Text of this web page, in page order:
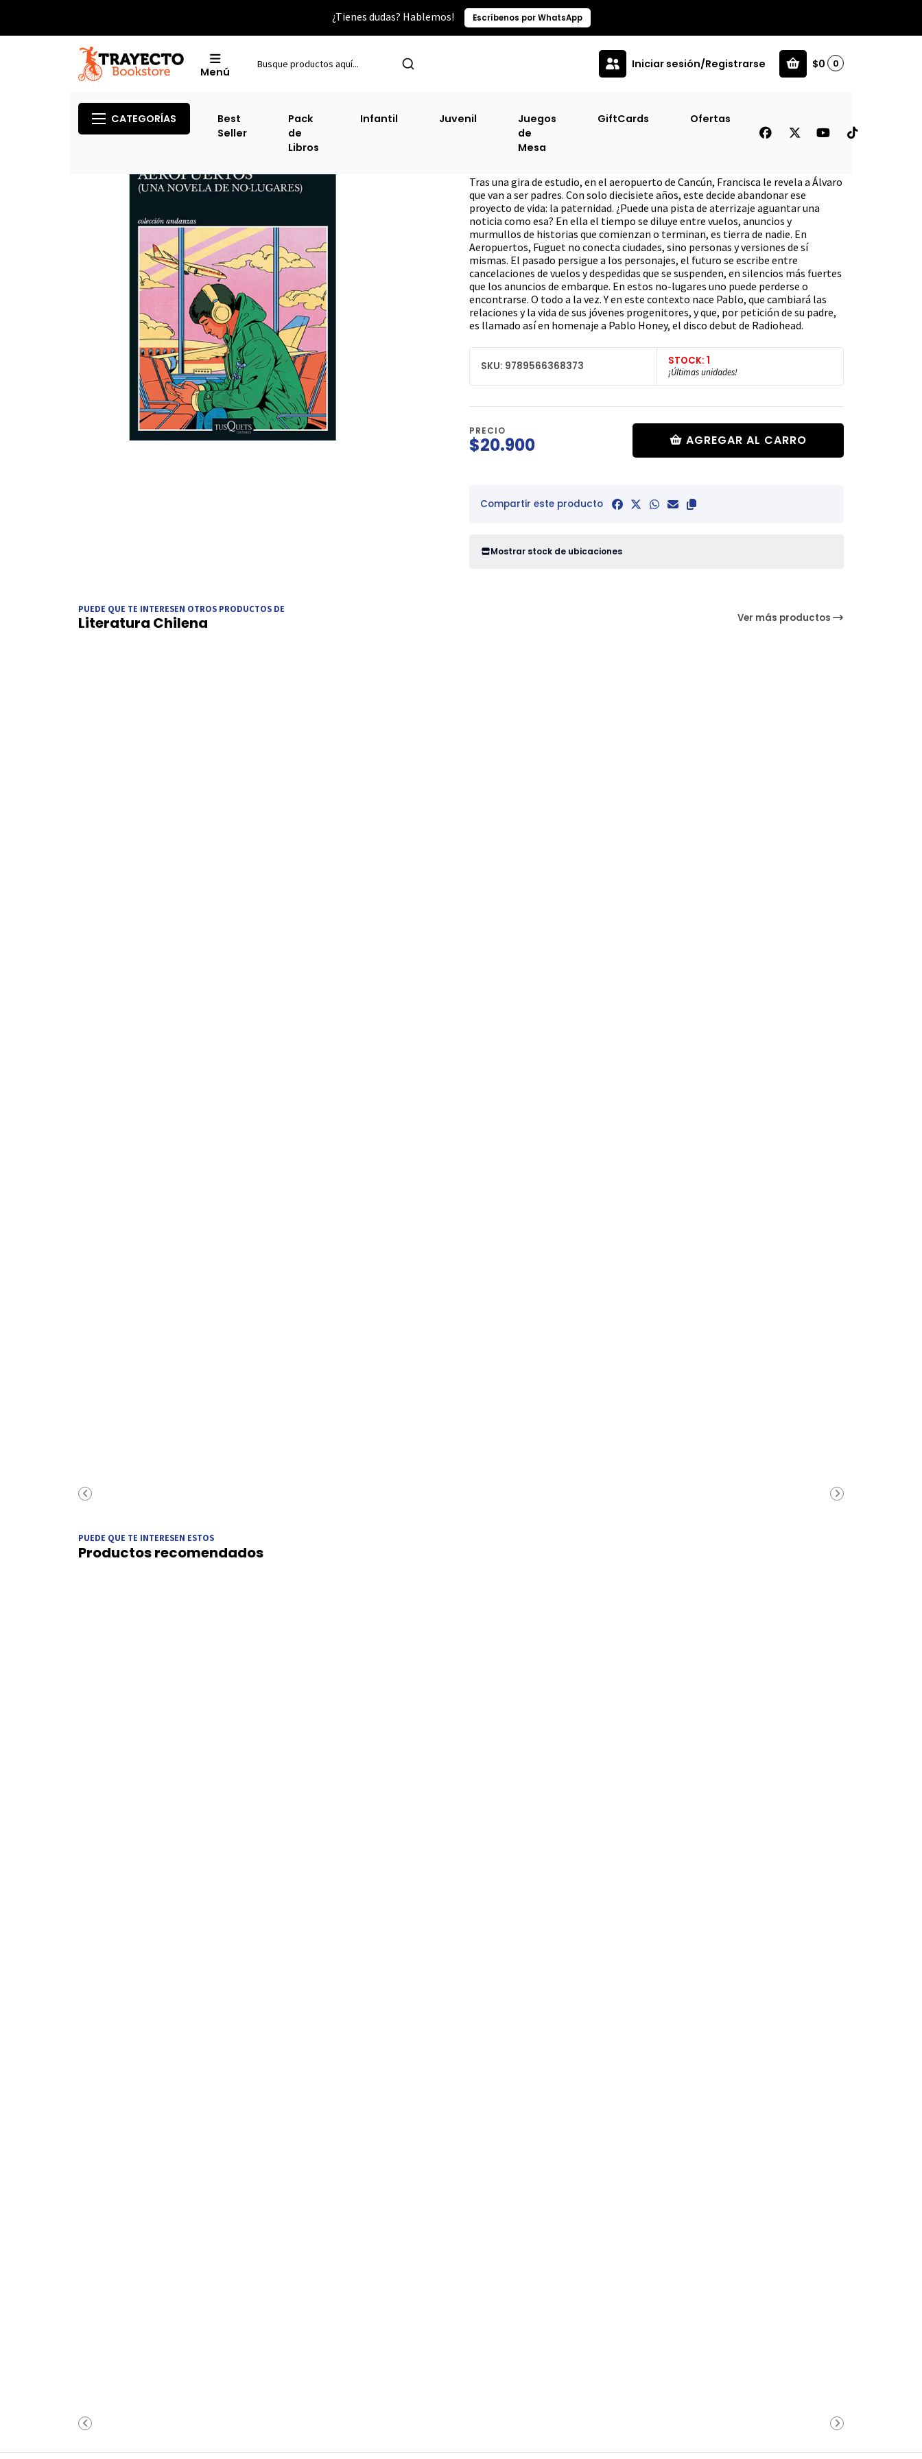
¿Tienes dudas? Hablemos! Escríbenos por WhatsApp
Menú
Iniciar sesión/Registrarse $0 0
CATEGORÍAS
Best
Seller
Pack
de
Libros
Infantil Juvenil
Juegos
de
Mesa
GiftCards Ofertas
Aeropuertos
Tras una gira de estudio, en el aeropuerto de Cancún, Francisca le revela a Álvaro
que van a ser padres. Con solo diecisiete años, este decide abandonar ese
proyecto de vida: la paternidad. ¿Puede una pista de aterrizaje aguantar una
noticia como esa? En ella el tiempo se diluye entre vuelos, anuncios y
murmullos de historias que comienzan o terminan, es tierra de nadie. En
Aeropuertos, Fuguet no conecta ciudades, sino personas y versiones de sí
mismas. El pasado persigue a los personajes, el futuro se escribe entre
cancelaciones de vuelos y despedidas que se suspenden, en silencios más fuertes
que los anuncios de embarque. En estos no-lugares uno puede perderse o
encontrarse. O todo a la vez. Y en este contexto nace Pablo, que cambiará las
relaciones y la vida de sus jóvenes progenitores, y que, por petición de su padre,
es llamado así en homenaje a Pablo Honey, el disco debut de Radiohead.
SKU: 9789566368373 STOCK: 1
¡Últimas unidades!
PRECIO
$20.900 AGREGAR AL CARRO
Compartir este producto
Mostrar stock de ubicaciones
PUEDE QUE TE INTERESEN OTROS PRODUCTOS DE
Literatura Chilena Ver más productos
PUEDE QUE TE INTERESEN ESTOS
Productos recomendados